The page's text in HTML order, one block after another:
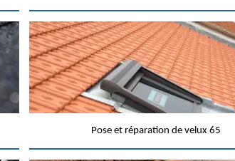
Pose et réparation de velux 65